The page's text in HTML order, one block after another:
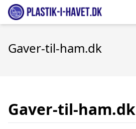
Gaver-til-ham.dk
Gaver-til-ham.dk